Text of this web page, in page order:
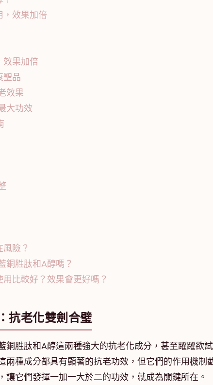
，效果加倍
效果加倍
聖品
效果
大功效
險？
銅胜肽和A醇嗎？
比較好？效果會更好嗎？
抗老化雙劍合璧
銅胜肽和A醇這兩種強大的抗老化成分，甚至躍躍欲
兩種成分都具有顯著的抗老功效，但它們的作用機制
它們發揮一加一大於二的功效，就成為關鍵所在。